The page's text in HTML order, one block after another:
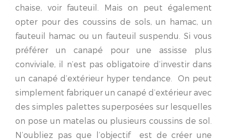
chaise, voir fauteuil. Mais on peut également
opter pour des coussins de sols, un hamac, un
fauteuil hamac ou un fauteuil suspendu. Si vous
préférer un canapé pour une assisse plus
conviviale, il n’est pas obligatoire d’investir dans
un canapé d’extérieur hyper tendance. On peut
simplement fabriquer un canapé d’extérieur avec
des simples palettes superposées sur lesquelles
on pose un matelas ou plusieurs coussins de sol.
N’oubliez pas que l’objectif est de créer une